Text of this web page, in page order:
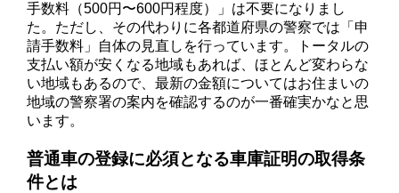
手数料（500円〜600円程度）」は不要になりまし
た。ただし、その代わりに各都道府県の警察では「申
請手数料」自体の見直しを行っています。トータルの
支払い額が安くなる地域もあれば、ほとんど変わらな
い地域もあるので、最新の金額についてはお住まいの
地域の警察署の案内を確認するのが一番確実かなと思
います。
普通車の登録に必須となる車庫証明の取得条
件とは